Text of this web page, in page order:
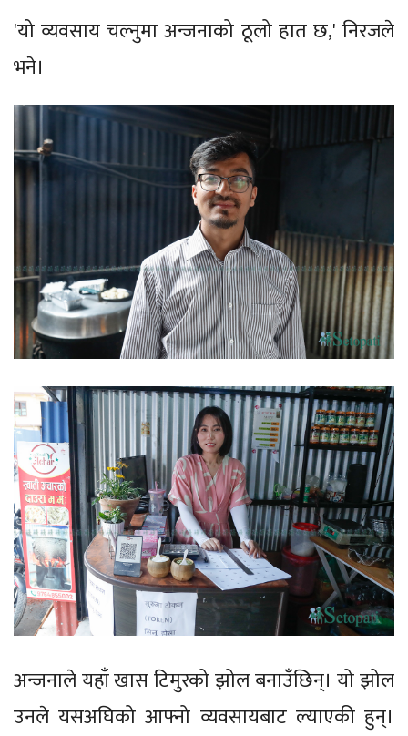
'यो व्यवसाय चल्नुमा अन्जनाको ठूलो हात छ,' निरजले
भने।
अन्जनाले यहाँ खास टिमुरको झोल बनाउँछिन्। यो झोल
उनले यसअघिको आफ्नो व्यवसायबाट ल्याएकी हुन्।